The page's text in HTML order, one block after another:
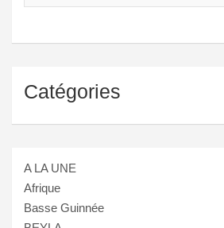
Catégories
A LA UNE
Afrique
Basse Guinnée